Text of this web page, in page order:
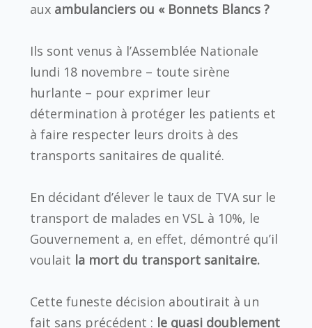
aux ambulanciers ou « Bonnets Blancs ?
Ils sont venus à l’Assemblée Nationale
lundi 18 novembre – toute sirène
hurlante – pour exprimer leur
détermination à protéger les patients et
à faire respecter leurs droits à des
transports sanitaires de qualité.
En décidant d’élever le taux de TVA sur le
transport de malades en VSL à 10%, le
Gouvernement a, en effet, démontré qu’il
voulait la mort du transport sanitaire.
Cette funeste décision aboutirait à un
fait sans précédent : le quasi doublement